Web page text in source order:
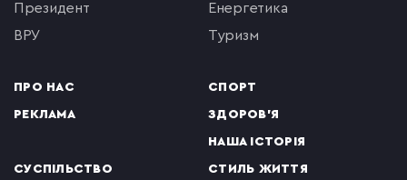
президент
ВРУ
ПРО НАС
РЕКЛАМА
енергетика
туризм
СПОРТ
ЗДОРОВ'Я
НАША ІСТОРІЯ
СУСПІЛЬСТВО СТИЛЬ ЖИТТЯ